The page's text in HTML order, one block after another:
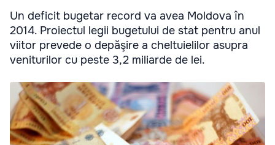
Un deficit bugetar record va avea Moldova în
2014. Proiectul legii bugetului de stat pentru anul
viitor prevede o depăşire a cheltuielilor asupra
veniturilor cu peste 3,2 miliarde de lei.